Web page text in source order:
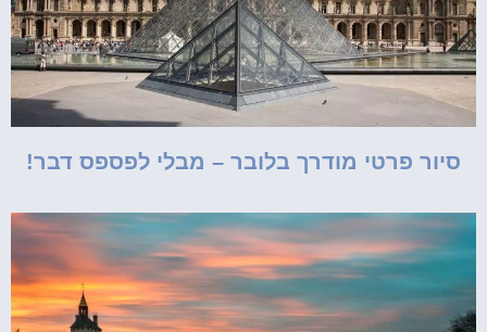
סיור פרטי מודרך בלובר – מבלי לפספס דבר!